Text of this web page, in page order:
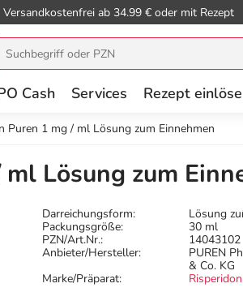
Versandkostenfrei ab 34.99 € oder mit Rezept
Cash Services Rezept
Puren 1 mg / ml Lösung zum Einnehmen
Lösung zum
Darreichungsform:
Lösung
Packungsgröße:
30 ml
PZN/Art.Nr.:
14043102
Anbieter/Hersteller:
PUREN
& Co. KG
Marke/Präparat:
Risperidon